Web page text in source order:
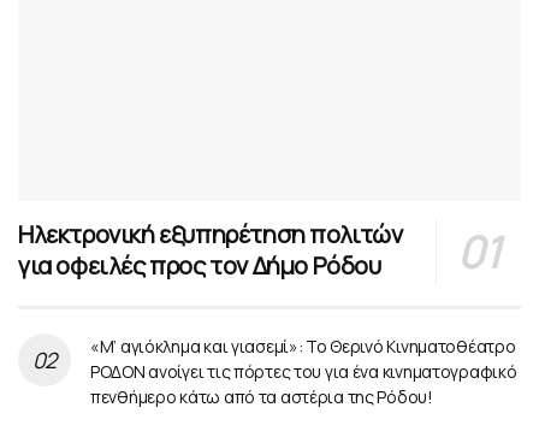
Ηλεκτρονική εξυπηρέτηση πολιτών
για οφειλές προς τον Δήμο Ρόδου
«Μ’ αγιόκλημα και γιασεμί»: Το Θερινό Κινηματοθέατρο
ΡΟΔΟΝ ανοίγει τις πόρτες του για ένα κινηματογραφικό
πενθήμερο κάτω από τα αστέρια της Ρόδου!